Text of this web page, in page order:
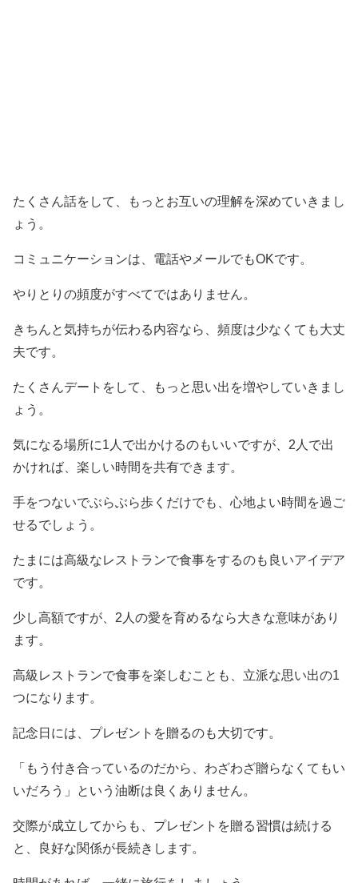
たくさん話をして、もっとお互いの理解を深めていきまし
ょう。
コミュニケーションは、電話やメールでもOKです。
やりとりの頻度がすべてではありません。
きちんと気持ちが伝わる内容なら、頻度は少なくても大丈
夫です。
たくさんデートをして、もっと思い出を増やしていきまし
ょう。
気になる場所に1人で出かけるのもいいですが、2人で出
かければ、楽しい時間を共有できます。
手をつないでぶらぶら歩くだけでも、心地よい時間を過ご
せるでしょう。
たまには高級なレストランで食事をするのも良いアイデア
です。
少し高額ですが、2人の愛を育めるなら大きな意味があり
ます。
高級レストランで食事を楽しむことも、立派な思い出の1
つになります。
記念日には、プレゼントを贈るのも大切です。
「もう付き合っているのだから、わざわざ贈らなくてもい
いだろう」という油断は良くありません。
交際が成立してからも、プレゼントを贈る習慣は続ける
と、良好な関係が長続きします。